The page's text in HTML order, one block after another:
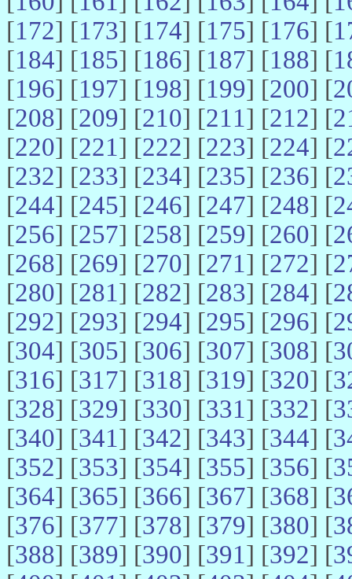
[172] [173] [174] [175] [176] [
[184] [185] [186] [187] [188] [
[196] [197] [198] [199] [200] [
[208] [209] [210] [211] [212] [
[220] [221] [222] [223] [224] [
[232] [233] [234] [235] [236] [
[244] [245] [246] [247] [248] [
[256] [257] [258] [259] [260] [
[268] [269] [270] [271] [272] [
[280] [281] [282] [283] [284] [
[292] [293] [294] [295] [296] [
[304] [305] [306] [307] [308] [
[316] [317] [318] [319] [320] [
[328] [329] [330] [331] [332] [
[340] [341] [342] [343] [344] [
[352] [353] [354] [355] [356] [
[364] [365] [366] [367] [368] [
[376] [377] [378] [379] [380] [
[388] [389] [390] [391] [392] [